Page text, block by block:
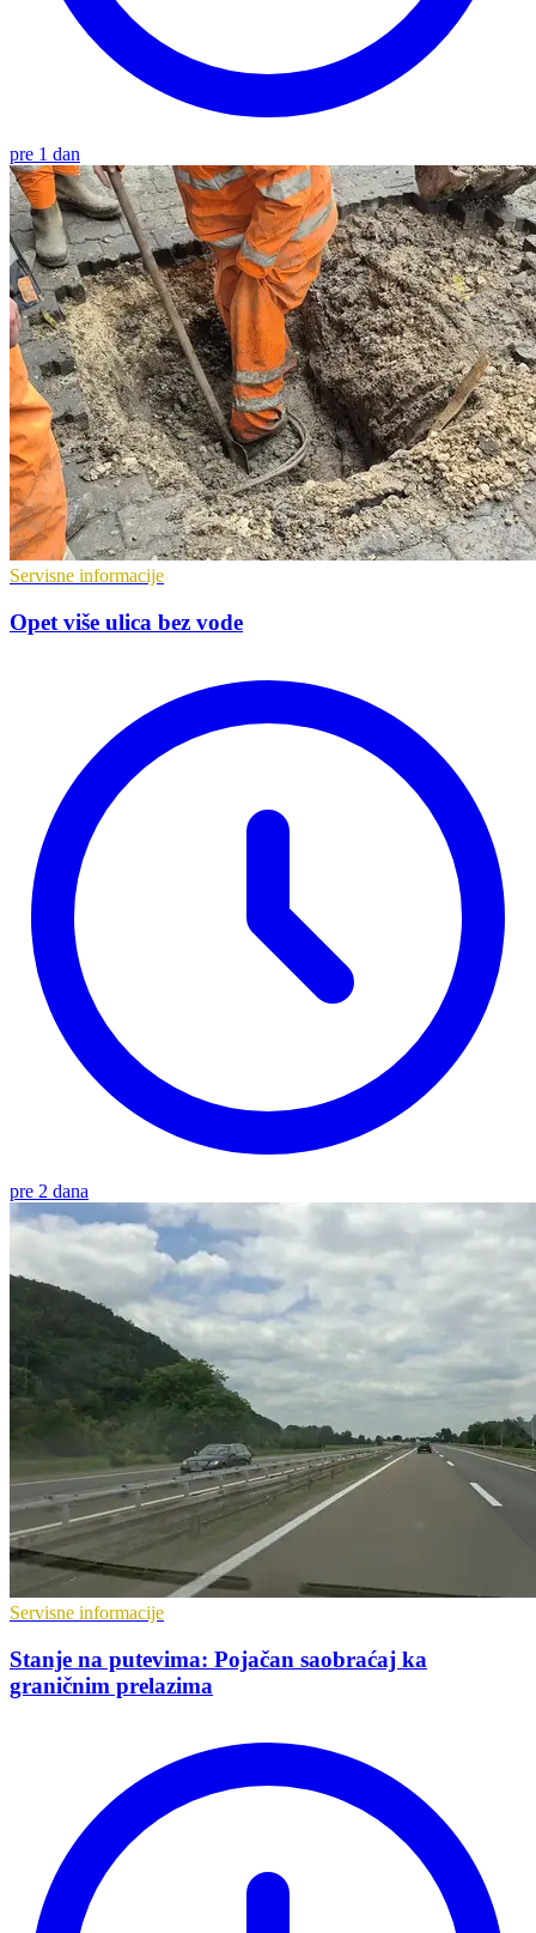
pre 1 dan
Servisne informacije
Opet više ulica bez vode
pre 2 dana
Servisne informacije
Stanje na putevima: Pojačan saobraćaj ka
graničnim prelazima